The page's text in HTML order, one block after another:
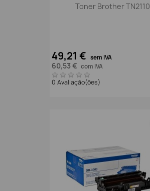
Toner Brother TN2110
49,21 € sem IVA
60,53 € com IVA
0 Avaliação(ões)